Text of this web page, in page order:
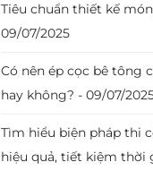
Tiêu chuẩn thiết kế
09/07/2025
Có nên ép cọc bê tông
hay không? - 09/07/
Tìm hiểu biện pháp thi
hiệu quả, tiết kiệm thời